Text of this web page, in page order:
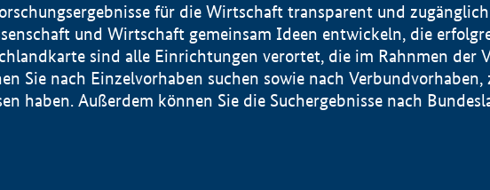
für die Wirtschaft transparent und
und Wirtschaft gemeinsam Ideen entwickeln, die
sind alle Einrichtungen verortet, die im Rahnmen der
Sie nach Einzelvorhaben suchen sowie nach Verbundvorhaben,
haben. Außerdem können Sie die Suchergebnisse nach